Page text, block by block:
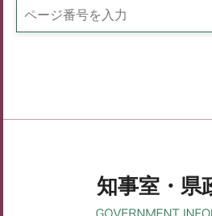
知事室・県